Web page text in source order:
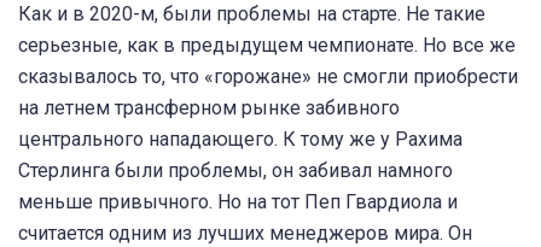
Как и в 2020-м, были проблемы на старте. Не такие
серьезные, как в предыдущем чемпионате. Но все же
сказывалось то, что «горожане» не смогли приобрести
на летнем трансферном рынке забивного
центрального нападающего. К тому же у Рахима
Стерлинга были проблемы, он забивал намного
меньше привычного. Но на тот Пеп Гвардиола и
считается одним из лучших менеджеров мира. Он